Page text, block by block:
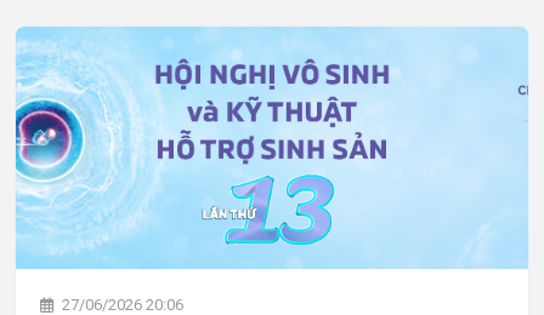
27/06/2026 20:06